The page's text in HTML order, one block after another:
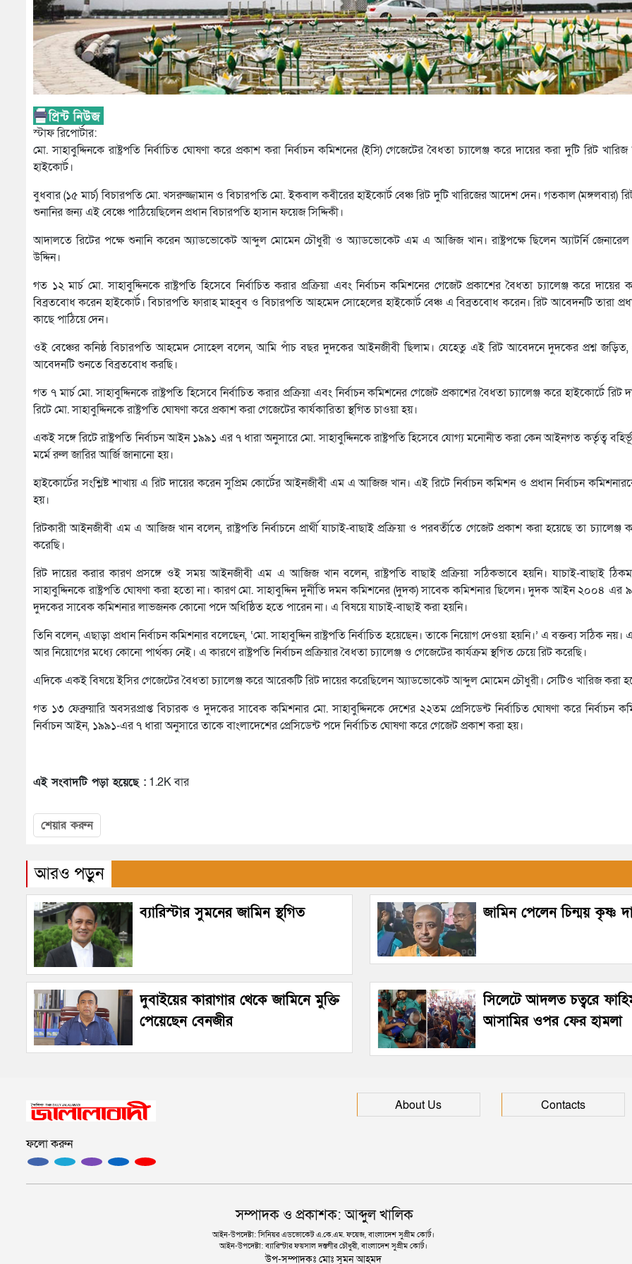
স্টাফ রিপোর্টার:
মো. সাহাবুদ্দিনকে রাষ্ট্রপতি নির্বাচিত ঘোষণা করে প্রকাশ করা নির্বাচন কমিশনের (ইসি) গেজেটের বৈধতা চ্যালেঞ্জ করে দায়ের করা দুটি রিট
হাইকোর্ট।
বুধবার (১৫ মার্চ) বিচারপতি মো. খসরুজ্জামান ও বিচারপতি মো. ইকবাল কবীরের হাইকোর্ট বেঞ্চ রিট দুটি খারিজের আদেশ দেন। গতকাল (মঙ্গলবার)
শুনানির জন্য এই বেঞ্চে পাঠিয়েছিলেন প্রধান বিচারপতি হাসান ফয়েজ সিদ্দিকী।
আদালতে রিটের পক্ষে শুনানি করেন অ্যাডভোকেট আব্দুল মোমেন চৌধুরী ও অ্যাডভোকেট এম এ আজিজ খান। রাষ্ট্রপক্ষে ছিলেন অ্যাটর্নি
উদ্দিন।
গত ১২ মার্চ মো. সাহাবুদ্দিনকে রাষ্ট্রপতি হিসেবে নির্বাচিত করার প্রক্রিয়া এবং নির্বাচন কমিশনের গেজেট প্রকাশের বৈধতা চ্যালেঞ্জ করে
বিব্রতবোধ করেন হাইকোর্ট। বিচারপতি ফারাহ মাহবুব ও বিচারপতি আহমেদ সোহেলের হাইকোর্ট বেঞ্চ এ বিব্রতবোধ করেন। রিট আবেদনটি তারা
কাছে পাঠিয়ে দেন।
ওই বেঞ্চের কনিষ্ঠ বিচারপতি আহমেদ সোহেল বলেন, আমি পাঁচ বছর দুদকের আইনজীবী ছিলাম। যেহেতু এই রিট আবেদনে দুদকের প্রশ্ন জড়িত,
আবেদনটি শুনতে বিব্রতবোধ করছি।
গত ৭ মার্চ মো. সাহাবুদ্দিনকে রাষ্ট্রপতি হিসেবে নির্বাচিত করার প্রক্রিয়া এবং নির্বাচন কমিশনের গেজেট প্রকাশের বৈধতা চ্যালেঞ্জ করে হাইকোর্টে রিট
রিটে মো. সাহাবুদ্দিনকে রাষ্ট্রপতি ঘোষণা করে প্রকাশ করা গেজেটের কার্যকারিতা স্থগিত চাওয়া হয়।
একই সঙ্গে রিটে রাষ্ট্রপতি নির্বাচন আইন ১৯৯১ এর ৭ ধারা অনুসারে মো. সাহাবুদ্দিনকে রাষ্ট্রপতি হিসেবে যোগ্য মনোনীত করা কেন আইনগত কর্তৃত্ব
মর্মে রুল জারির আর্জি জানানো হয়।
হাইকোর্টের সংশ্লিষ্ট শাখায় এ রিট দায়ের করেন সুপ্রিম কোর্টের আইনজীবী এম এ আজিজ খান। এই রিটে নির্বাচন কমিশন ও প্রধান নির্বাচন
হয়।
রিটকারী আইনজীবী এম এ আজিজ খান বলেন, রাষ্ট্রপতি নির্বাচনে প্রার্থী যাচাই-বাছাই প্রক্রিয়া ও পরবর্তীতে গেজেট প্রকাশ করা হয়েছে তা চ্যালেঞ্জ
করেছি।
রিট দায়ের করার কারণ প্রসঙ্গে ওই সময় আইনজীবী এম এ আজিজ খান বলেন, রাষ্ট্রপতি বাছাই প্রক্রিয়া সঠিকভাবে হয়নি। যাচাই-বাছাই
সাহাবুদ্দিনকে রাষ্ট্রপতি ঘোষণা করা হতো না। কারণ মো. সাহাবুদ্দিন দুর্নীতি দমন কমিশনের (দুদক) সাবেক কমিশনার ছিলেন। দুদক আইন ২০০৪ এর
দুদকের সাবেক কমিশনার লাভজনক কোনো পদে অধিষ্ঠিত হতে পারেন না। এ বিষয়ে যাচাই-বাছাই করা হয়নি।
তিনি বলেন, এছাড়া প্রধান নির্বাচন কমিশনার বলেছেন, ‘মো. সাহাবুদ্দিন রাষ্ট্রপতি নির্বাচিত হয়েছেন। তাকে নিয়োগ দেওয়া হয়নি।’ এ বক্তব্য সঠিক নয়।
আর নিয়োগের মধ্যে কোনো পার্থক্য নেই। এ কারণে রাষ্ট্রপতি নির্বাচন প্রক্রিয়ার বৈধতা চ্যালেঞ্জ ও গেজেটের কার্যক্রম স্থগিত চেয়ে রিট করেছি।
এদিকে একই বিষয়ে ইসির গেজেটের বৈধতা চ্যালেঞ্জ করে আরেকটি রিট দায়ের করেছিলেন অ্যাডভোকেট আব্দুল মোমেন চৌধুরী। সেটিও খারিজ করা
গত ১৩ ফেব্রুয়ারি অবসরপ্রাপ্ত বিচারক ও দুদকের সাবেক কমিশনার মো. সাহাবুদ্দিনকে দেশের ২২তম প্রেসিডেন্ট নির্বাচিত ঘোষণা করে নির্বাচন
নির্বাচন আইন, ১৯৯১-এর ৭ ধারা অনুসারে তাকে বাংলাদেশের প্রেসিডেন্ট পদে নির্বাচিত ঘোষণা করে গেজেট প্রকাশ করা হয়।
এই সংবাদটি পড়া হয়েছে : 1.2K বার
শেয়ার করুন
আরও পড়ুন
ব্যারিস্টার সুমনের জামিন স্থগিত জামিন পেলেন চিন্ময় কৃষ্ণ
দুবাইয়ের কারাগার থেকে জামিনে মুক্তি
পেয়েছেন বেনজীর
সিলেটে আদলত চত্বরে
আসামির ওপর ফের হামলা
ফলো করুন
About Us Contacts
সম্পাদক ও প্রকাশক: আব্দুল খালিক
আইন-উপদেষ্টা: সিনিয়র এডভোকেট এ.কে.এম. ফয়েজ, বাংলাদেশ সুপ্রীম কোর্ট।
আইন-উপদেষ্টা: ব্যারিস্টার ফয়সাল দস্তগীর চৌধুরী, বাংলাদেশ সুপ্রীম কোর্ট।
উপ-সম্পাদকঃ মোঃ সুমন আহমদ